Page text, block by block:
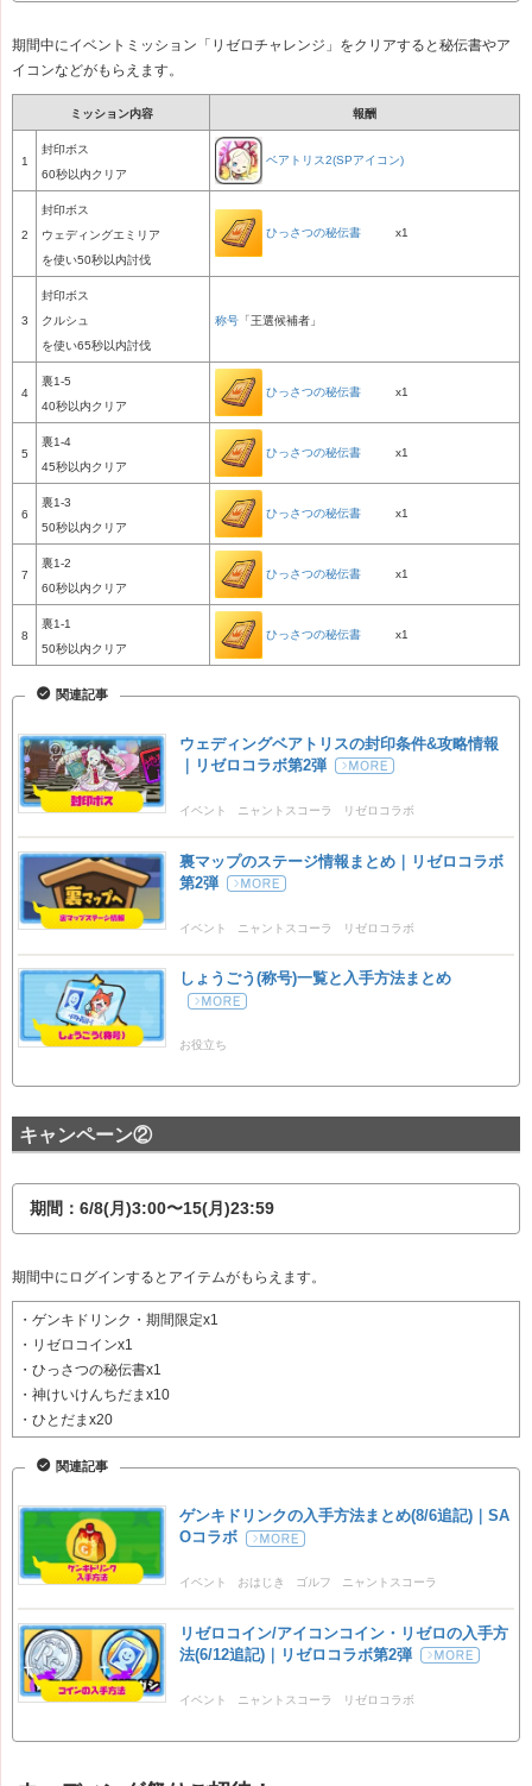
期間中にイベントミッション「リゼロチャレンジ」をクリアすると秘伝書やア
イコンなどがもらえます。
ミッション内容 報酬
1
封印ボス
60秒以内クリア
ベアトリス2(SPアイコン)
2
封印ボス
ウェディングエミリア
を使い50秒以内討伐
ひっさつの秘伝書 x1
3
封印ボス
クルシュ
を使い65秒以内討伐
称号 「王選候補者」
4
裏1-5
40秒以内クリア
ひっさつの秘伝書 x1
5
裏1-4
45秒以内クリア
ひっさつの秘伝書 x1
6
裏1-3
50秒以内クリア
ひっさつの秘伝書 x1
7
裏1-2
60秒以内クリア
ひっさつの秘伝書 x1
8
裏1-1
50秒以内クリア
ひっさつの秘伝書 x1
関連記事
ウェディングベアトリスの封印条件&攻略情報
｜リゼロコラボ第2弾
イベント ニャントスコーラ リゼロコラボ
裏マップのステージ情報まとめ｜リゼロコラボ
第2弾
イベント ニャントスコーラ リゼロコラボ
しょうごう(称号)一覧と入手方法まとめ
お役立ち
キャンペーン②
期間：6/8(月)3:00〜15(月)23:59
期間中にログインするとアイテムがもらえます。
・ゲンキドリンク・期間限定x1
・リゼロコインx1
・ひっさつの秘伝書x1
・神けいけんちだまx10
・ひとだまx20
関連記事
ゲンキドリンクの入手方法まとめ(8/6追記)｜SA
Oコラボ
イベント おはじき ゴルフ ニャントスコーラ
ポッぷにポップ
リゼロコイン/アイコンコイン・リゼロの入手方
法(6/12追記)｜リゼロコラボ第2弾
イベント ニャントスコーラ リゼロコラボ